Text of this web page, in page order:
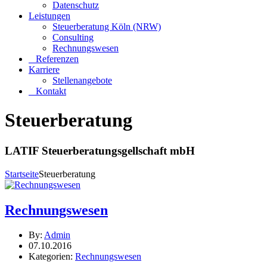
Datenschutz
Leistungen
Steuerberatung Köln (NRW)
Consulting
Rechnungswesen
Referenzen
Karriere
Stellenangebote
Kontakt
Steuerberatung
LATIF Steuerberatungsgellschaft mbH
StartseiteSteuerberatung
Rechnungswesen
By: Admin
07.10.2016
Kategorien: Rechnungswesen